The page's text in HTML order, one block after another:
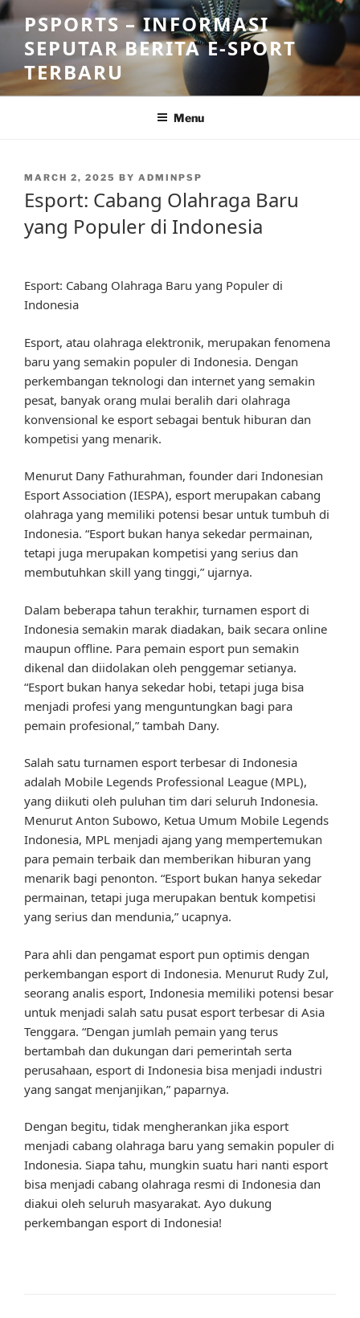
Skip
to
content
PSPORTS – INFORMASI
SEPUTAR BERITA E-SPORT
TERBARU
Menu
POSTED
MARCH 2, 2025 BY ADMINPSP
Esport: Cabang Olahraga Baru
yang Populer di Indonesia
Esport: Cabang Olahraga Baru yang Populer di
Indonesia
Esport, atau olahraga elektronik, merupakan fenomena
baru yang semakin populer di Indonesia. Dengan
perkembangan teknologi dan internet yang semakin
pesat, banyak orang mulai beralih dari olahraga
konvensional ke esport sebagai bentuk hiburan dan
kompetisi yang menarik.
Menurut Dany Fathurahman, founder dari Indonesian
Esport Association (IESPA), esport merupakan cabang
olahraga yang memiliki potensi besar untuk tumbuh di
Indonesia. “Esport bukan hanya sekedar permainan,
tetapi juga merupakan kompetisi yang serius dan
membutuhkan skill yang tinggi,” ujarnya.
Dalam beberapa tahun terakhir, turnamen esport di
Indonesia semakin marak diadakan, baik secara online
maupun offline. Para pemain esport pun semakin
dikenal dan diidolakan oleh penggemar setianya.
“Esport bukan hanya sekedar hobi, tetapi juga bisa
menjadi profesi yang menguntungkan bagi para
pemain profesional,” tambah Dany.
Salah satu turnamen esport terbesar di Indonesia
adalah Mobile Legends Professional League (MPL),
yang diikuti oleh puluhan tim dari seluruh Indonesia.
Menurut Anton Subowo, Ketua Umum Mobile Legends
Indonesia, MPL menjadi ajang yang mempertemukan
para pemain terbaik dan memberikan hiburan yang
menarik bagi penonton. “Esport bukan hanya sekedar
permainan, tetapi juga merupakan bentuk kompetisi
yang serius dan mendunia,” ucapnya.
Para ahli dan pengamat esport pun optimis dengan
perkembangan esport di Indonesia. Menurut Rudy Zul,
seorang analis esport, Indonesia memiliki potensi besar
untuk menjadi salah satu pusat esport terbesar di Asia
Tenggara. “Dengan jumlah pemain yang terus
bertambah dan dukungan dari pemerintah serta
perusahaan, esport di Indonesia bisa menjadi industri
yang sangat menjanjikan,” paparnya.
Dengan begitu, tidak mengherankan jika esport
menjadi cabang olahraga baru yang semakin populer di
Indonesia. Siapa tahu, mungkin suatu hari nanti esport
bisa menjadi cabang olahraga resmi di Indonesia dan
diakui oleh seluruh masyarakat. Ayo dukung
perkembangan esport di Indonesia!